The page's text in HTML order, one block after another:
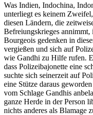
Was Indien, Indochina,
unterliegt es keinem
diesen Ländern, die
Befreiungskrieges
Bourgeois gedenken in
vergießen und sich auf
wie Gandhi zu Hilfe rufen.
dass Polizeibajonette eine
suchte sich seinerzeit auf
eine Stütze daraus
vom Schlage Gandhis
ganze Herde in der Person
nichts anderes als Blamage